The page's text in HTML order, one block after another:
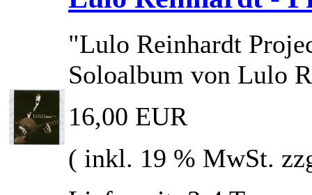
"Lulo Reinhardt
Soloalbum von Lulo
16,00 EUR
( inkl. 19 % MwSt.